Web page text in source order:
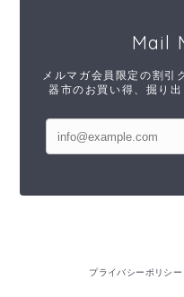
Mail
メルマガ会員限定の割引
器市のお買い得、掘り
プライバシーポリシー